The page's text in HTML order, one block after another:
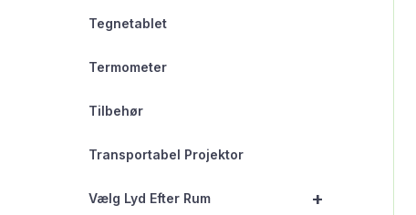
Tegnetablet
Termometer
Tilbehør
Transportabel Projektor
+
Vælg Lyd Efter Rum